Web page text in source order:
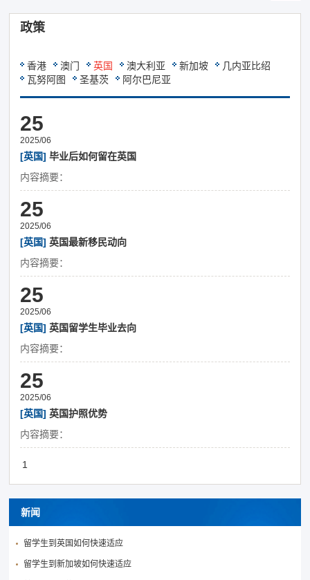
政策
香港 澳门 英国 澳大利亚 新加坡
几内亚比绍
瓦努阿图
圣基茨 阿尔巴尼亚
25
2025/06
[英国] 毕业后如何留在英国
内容摘要：
25
2025/06
[英国] 英国最新移民动向
内容摘要：
25
2025/06
[英国] 英国留学生毕业去向
内容摘要：
25
2025/06
[英国] 英国护照优势
内容摘要：
1
新闻
留学生到英国如何快速适应
留学生到新加坡如何快速适应